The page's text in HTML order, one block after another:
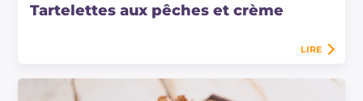
Tartelettes aux pêches et crème
LIRE